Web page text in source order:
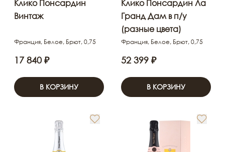
Клико Понсардин
Винтаж
Франция, Белое, Брют, 0,75
17 840 ₽
В КОРЗИНУ
Клико Понсардин Ла
Гранд Дам в п/у
(разные цвета)
Франция, Белое, Брют, 0,75
52 399 ₽
В КОРЗИНУ